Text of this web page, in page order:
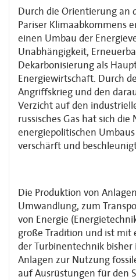
Durch die Orientierung an
Pariser Klimaabkommens
einen Umbau der
Unabhängigkeit,
Dekarbonisierung als
Energie­wirtschaft. Durch
Angriffskrieg und den
Verzicht auf den
russisches Gas hat sich
energie­politischen
verschärft und
Die Produktion von
Umwandlung, zum
von Energie
große Tradition und ist mit
der Turbinentechnik
Anlagen zur Nutzung
auf Ausrüstungen für den